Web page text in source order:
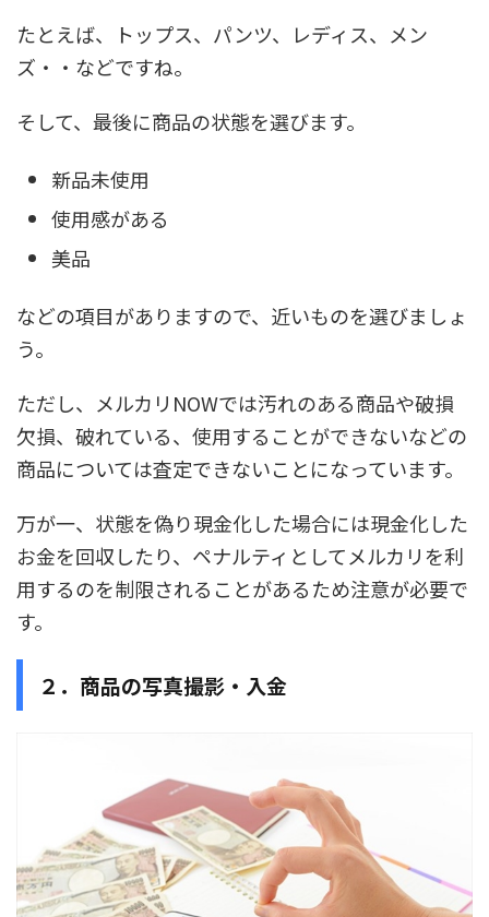
たとえば、トップス、パンツ、レディス、メン
ズ・・などですね。
そして、最後に商品の状態を選びます。
新品未使用
使用感がある
美品
などの項目がありますので、近いものを選びましょ
う。
ただし、メルカリNOWでは汚れのある商品や破損
欠損、破れている、使用することができないなどの
商品については査定できないことになっています。
万が一、状態を偽り現金化した場合には現金化した
お金を回収したり、ペナルティとしてメルカリを利
用するのを制限されることがあるため注意が必要で
す。
２．商品の写真撮影・入金